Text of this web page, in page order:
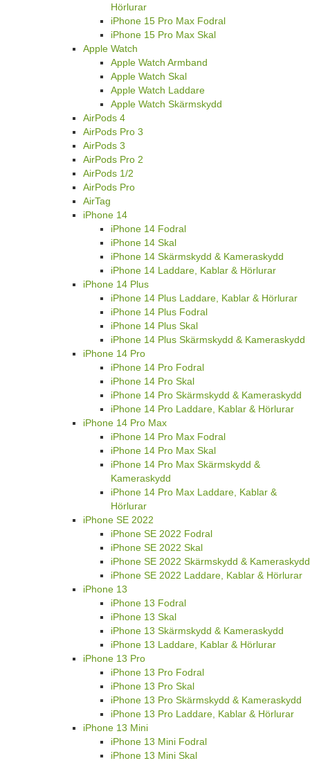
Hörlurar
iPhone 15 Pro Max Fodral
iPhone 15 Pro Max Skal
Apple Watch
Apple Watch Armband
Apple Watch Skal
Apple Watch Laddare
Apple Watch Skärmskydd
AirPods 4
AirPods Pro 3
AirPods 3
AirPods Pro 2
AirPods 1/2
AirPods Pro
AirTag
iPhone 14
iPhone 14 Fodral
iPhone 14 Skal
iPhone 14 Skärmskydd & Kameraskydd
iPhone 14 Laddare, Kablar & Hörlurar
iPhone 14 Plus
iPhone 14 Plus Laddare, Kablar & Hörlurar
iPhone 14 Plus Fodral
iPhone 14 Plus Skal
iPhone 14 Plus Skärmskydd & Kameraskydd
iPhone 14 Pro
iPhone 14 Pro Fodral
iPhone 14 Pro Skal
iPhone 14 Pro Skärmskydd & Kameraskydd
iPhone 14 Pro Laddare, Kablar & Hörlurar
iPhone 14 Pro Max
iPhone 14 Pro Max Fodral
iPhone 14 Pro Max Skal
iPhone 14 Pro Max Skärmskydd &
Kameraskydd
iPhone 14 Pro Max Laddare, Kablar &
Hörlurar
iPhone SE 2022
iPhone SE 2022 Fodral
iPhone SE 2022 Skal
iPhone SE 2022 Skärmskydd & Kameraskydd
iPhone SE 2022 Laddare, Kablar & Hörlurar
iPhone 13
iPhone 13 Fodral
iPhone 13 Skal
iPhone 13 Skärmskydd & Kameraskydd
iPhone 13 Laddare, Kablar & Hörlurar
iPhone 13 Pro
iPhone 13 Pro Fodral
iPhone 13 Pro Skal
iPhone 13 Pro Skärmskydd & Kameraskydd
iPhone 13 Pro Laddare, Kablar & Hörlurar
iPhone 13 Mini
iPhone 13 Mini Fodral
iPhone 13 Mini Skal